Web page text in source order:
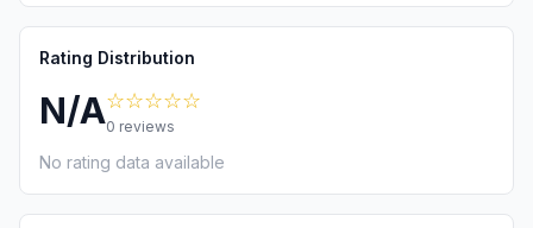
Rating Distribution
N/A☆☆☆☆☆
0 reviews
No rating data available